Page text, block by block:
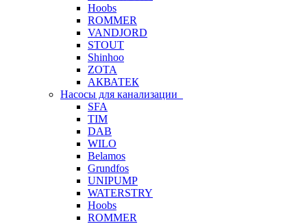
Hoobs
ROMMER
VANDJORD
STOUT
Shinhoo
ZOTA
АКВАТЕК
Насосы для канализации
SFA
TIM
DAB
WILO
Belamos
Grundfos
UNIPUMP
WATERSTRY
Hoobs
ROMMER